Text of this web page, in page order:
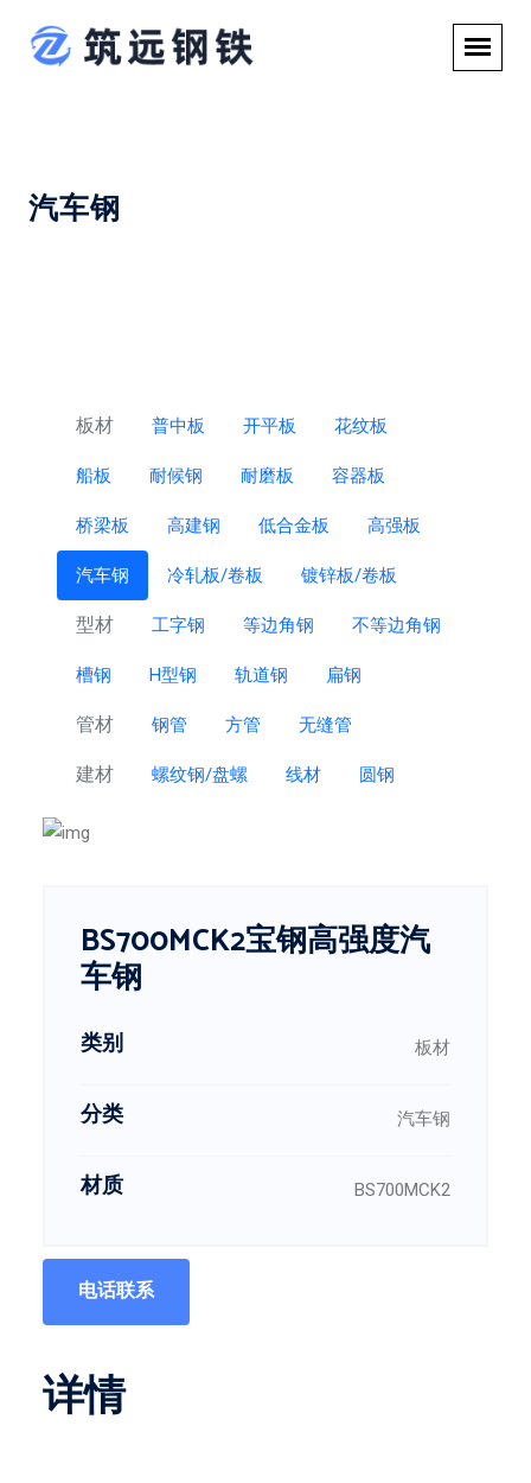
汽车钢
板材 普中板 开平板 花纹板
船板 耐候钢 耐磨板 容器板
桥梁板 高建钢 低合金板 高强板
汽车钢 冷轧板/卷板 镀锌板/卷板
型材 工字钢 等边角钢 不等边角钢
槽钢 H型钢 轨道钢 扁钢
管材 钢管 方管 无缝管
建材 螺纹钢/盘螺 线材 圆钢
BS700MCK2宝钢高强度汽
车钢
类别 板材
分类 汽车钢
材质 BS700MCK2
电话联系
详情